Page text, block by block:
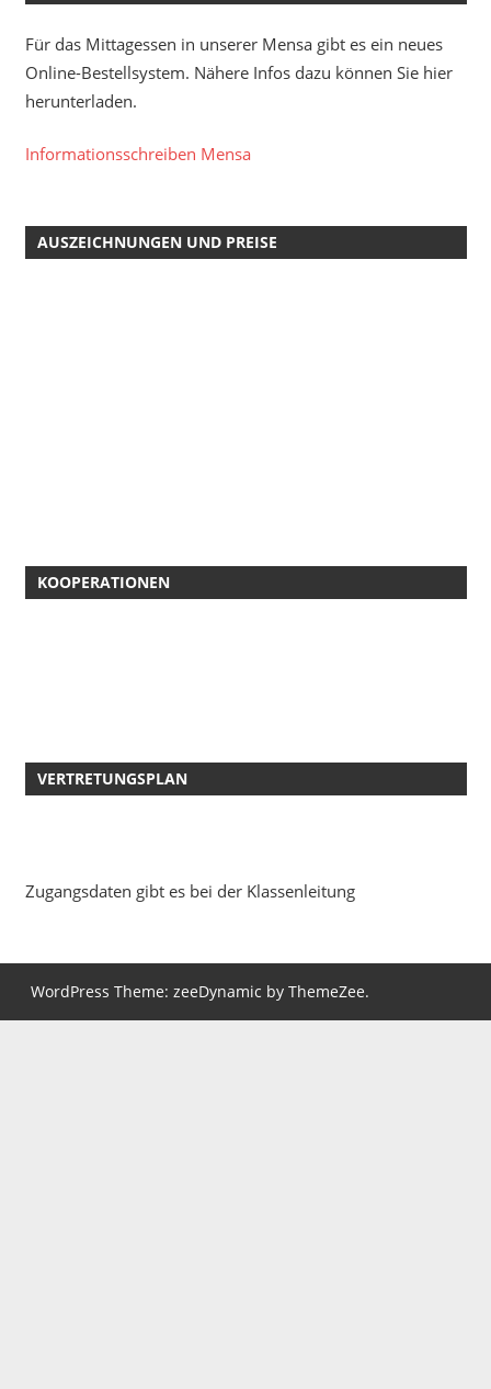
Für das Mittagessen in unserer Mensa gibt es ein neues
Online-Bestellsystem. Nähere Infos dazu können Sie hier
herunterladen.
Informationsschreiben Mensa
AUSZEICHNUNGEN UND PREISE
KOOPERATIONEN
VERTRETUNGSPLAN
Zugangsdaten gibt es bei der Klassenleitung
WordPress Theme: zeeDynamic by ThemeZee.